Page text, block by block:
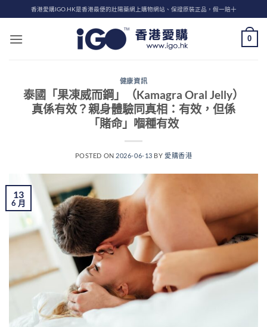
to
content
香港愛購IGO.HK是香港最便的壯陽藥網上購物網站、保證原裝正品，假一賠十
0
健康資訊
泰國「果凍威而鋼」（Kamagra Oral Jelly）
真係有效？親身體驗同真相：有效，但係
「賭命」嗰種有效
POSTED ON 2026-06-13 BY愛購香港
13
6 月